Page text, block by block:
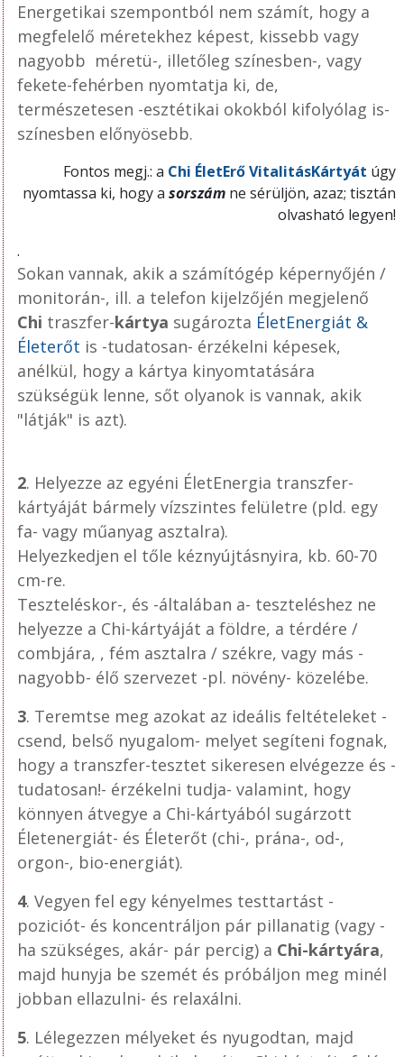
Energetikai szempontból nem számít, hogy a
megfelelő méretekhez képest, kissebb vagy
nagyobb méretü-, illetőleg színesben-, vagy
fekete-fehérben nyomtatja ki, de,
természetesen -esztétikai okokból kifolyólag is-
színesben előnyösebb.
Fontos megj.: a Chi ÉletErő VitalitásKártyát úgy
nyomtassa ki, hogy a sorszám ne sérüljön, azaz; tisztán
olvasható legyen!
.
Sokan vannak, akik a számítógép képernyőjén /
monitorán-, ill. a telefon kijelzőjén megjelenő
Chi traszfer-kártya sugározta ÉletEnergiát &
Életerőt is -tudatosan- érzékelni képesek,
anélkül, hogy a kártya kinyomtatására
szükségük lenne, sőt olyanok is vannak, akik
"látják" is azt).
2. Helyezze az egyéni ÉletEnergia transzfer-
kártyáját bármely vízszintes felületre (pld. egy
fa- vagy műanyag asztalra).
Helyezkedjen el tőle kéznyújtásnyira, kb. 60-70
cm-re.
Teszteléskor-, és -általában a- teszteléshez ne
helyezze a Chi-kártyáját a földre, a térdére /
combjára, , fém asztalra / székre, vagy más -
nagyobb- élő szervezet -pl. növény- közelébe.
3. Teremtse meg azokat az ideális feltételeket -
csend, belső nyugalom- melyet segíteni fognak,
hogy a transzfer-tesztet sikeresen elvégezze és -
tudatosan!- érzékelni tudja- valamint, hogy
könnyen átvegye a Chi-kártyából sugárzott
Életenergiát- és Életerőt (chi-, prána-, od-,
orgon-, bio-energiát).
4. Vegyen fel egy kényelmes testtartást -
poziciót- és koncentráljon pár pillanatig (vagy -
ha szükséges, akár- pár percig) a Chi-kártyára,
majd hunyja be szemét és próbáljon meg minél
jobban ellazulni- és relaxálni.
5. Lélegezzen mélyeket és nyugodtan, majd